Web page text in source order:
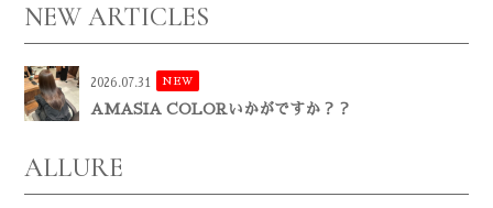
NEW ARTICLES
2026.07.31 NEW
AMASIA COLORいかがですか？？
ALLURE